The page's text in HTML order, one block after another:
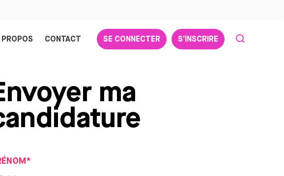
CONTACT SE CONNECTER S’INSCRIRE
ma